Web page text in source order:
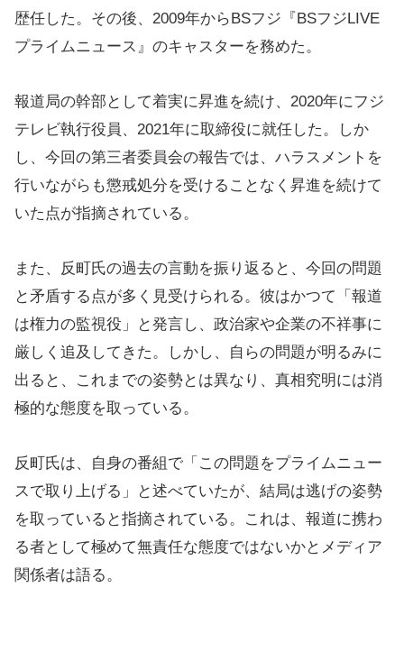
歴任した。その後、2009年からBSフジ『BSフジLIVE
プライムニュース』のキャスターを務めた。
報道局の幹部として着実に昇進を続け、2020年にフジ
テレビ執行役員、2021年に取締役に就任した。しか
し、今回の第三者委員会の報告では、ハラスメントを
行いながらも懲戒処分を受けることなく昇進を続けて
いた点が指摘されている。
また、反町氏の過去の言動を振り返ると、今回の問題
と矛盾する点が多く見受けられる。彼はかつて「報道
は権力の監視役」と発言し、政治家や企業の不祥事に
厳しく追及してきた。しかし、自らの問題が明るみに
出ると、これまでの姿勢とは異なり、真相究明には消
極的な態度を取っている。
反町氏は、自身の番組で「この問題をプライムニュー
スで取り上げる」と述べていたが、結局は逃げの姿勢
を取っていると指摘されている。これは、報道に携わ
る者として極めて無責任な態度ではないかとメディア
関係者は語る。